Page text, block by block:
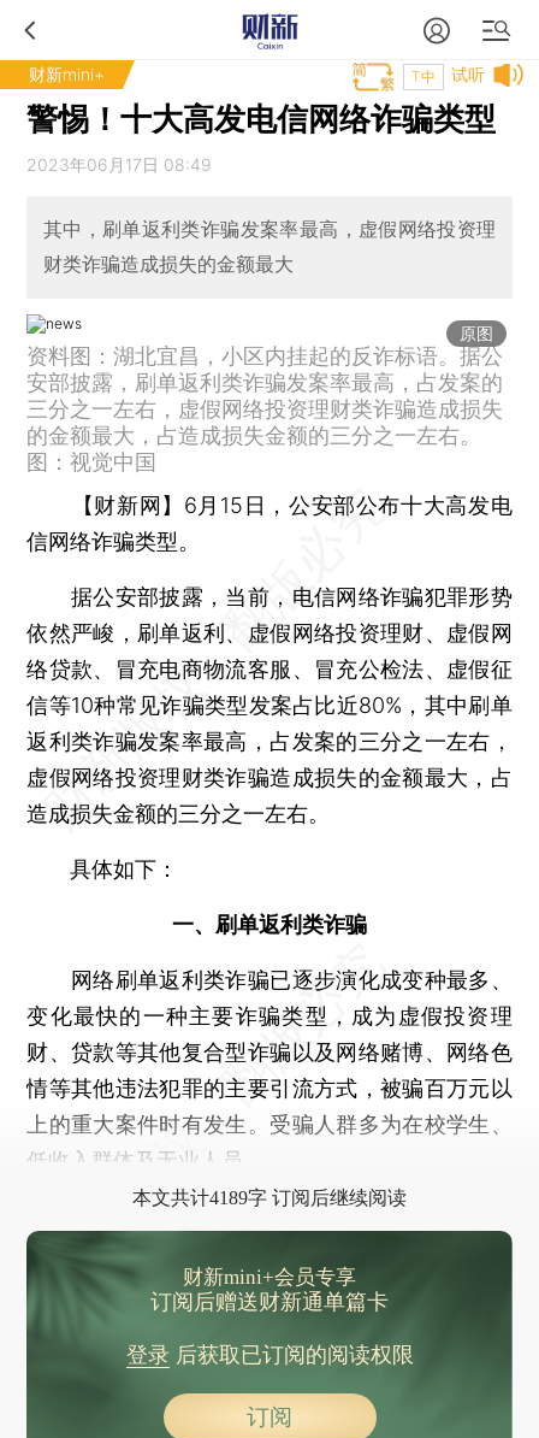
财新mini+ 试听
T中
警惕！十大高发电信网络诈骗类型
2023年06月17日 08:49
其中，刷单返利类诈骗发案率最高，虚假网络投资理
财类诈骗造成损失的金额最大
原图
资料图：湖北宜昌，小区内挂起的反诈标语。据公
安部披露，刷单返利类诈骗发案率最高，占发案的
三分之一左右，虚假网络投资理财类诈骗造成损失
的金额最大，占造成损失金额的三分之一左右。
图：视觉中国
【财新网】 6月15日，公安部公布十大高发电
信网络诈骗类型。
据公安部披露，当前，电信网络诈骗犯罪形势
依然严峻，刷单返利、虚假网络投资理财、虚假网
络贷款、冒充电商物流客服、冒充公检法、虚假征
信等10种常见诈骗类型发案占比近80%，其中刷单
返利类诈骗发案率最高，占发案的三分之一左右，
虚假网络投资理财类诈骗造成损失的金额最大，占
造成损失金额的三分之一左右。
具体如下：
一、刷单返利类诈骗
网络刷单返利类诈骗已逐步演化成变种最多、
变化最快的一种主要诈骗类型，成为虚假投资理
财、贷款等其他复合型诈骗以及网络赌博、网络色
情等其他违法犯罪的主要引流方式，被骗百万元以
上的重大案件时有发生。受骗人群多为在校学生、
低收入群体及无业人员。
本文共计4189字 订阅后继续阅读
财新mini+会员专享
订阅后赠送财新通单篇卡
登录后获取已订阅的阅读权限
订阅